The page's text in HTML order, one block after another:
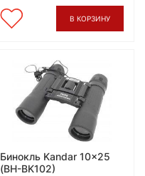
В КОРЗИНУ
Бинокль Kandar 10x25
(BH-BK102)